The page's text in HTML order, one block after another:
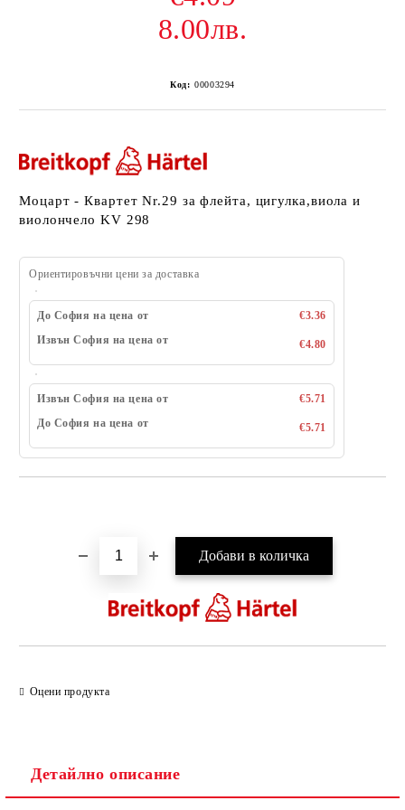
8.00лв.
Код: 00003294
Моцарт - Квартет Nr.29 за флейта, цигулка,виола и
виолончело KV 298
Ориентировъчни цени за доставка
До София на цена от
€3.36
Извън София на цена от
€4.80
Извън София на цена от
€5.71
До София на цена от
€5.71
Оцени продукта
Детайлно описание